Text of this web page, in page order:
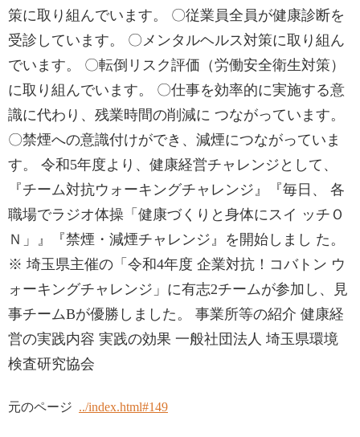
策に取り組んでいます。 〇従業員全員が健康診断を
受診しています。 〇メンタルヘルス対策に取り組ん
でいます。 〇転倒リスク評価（労働安全衛生対策）
に取り組んでいます。 〇仕事を効率的に実施する意
識に代わり、残業時間の削減に つながっています。
〇禁煙への意識付けができ、減煙につながっていま
す。 令和5年度より、健康経営チャレンジとして、
『チーム対抗ウォーキングチャレンジ』『毎日、 各
職場でラジオ体操「健康づくりと身体にスイ ッチＯ
Ｎ」』『禁煙・減煙チャレンジ』を開始しまし た。
※ 埼玉県主催の「令和4年度 企業対抗！コバトン ウ
ォーキングチャレンジ」に有志2チームが参加し、見
事チームBが優勝しました。 事業所等の紹介 健康経
営の実践内容 実践の効果 一般社団法人 埼玉県環境
検査研究協会
元のページ ../index.html#149